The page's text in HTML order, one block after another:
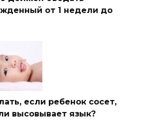
от 1 недели до
если ребенок сосет,
высовывает язык?